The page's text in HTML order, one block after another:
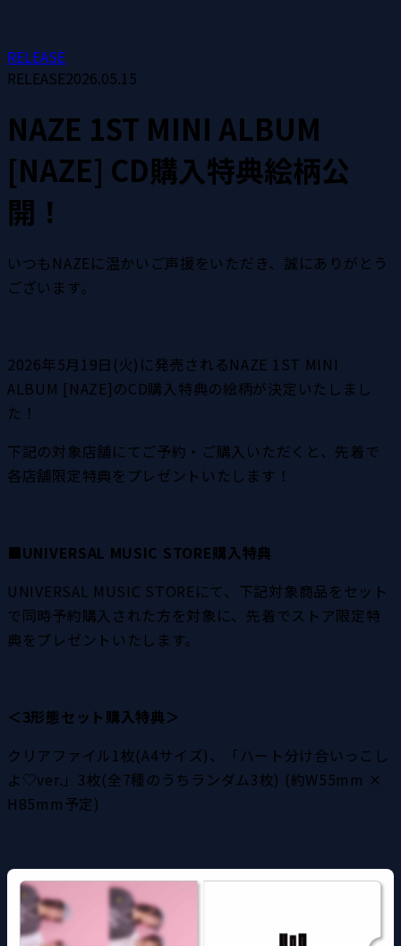
RELEASE
RELEASE2026.05.15
NAZE 1ST MINI ALBUM
[NAZE] CD購入特典絵柄公
開！
いつもNAZEに温かいご声援をいただき、誠にありがとう
ございます。
2026年5月19日(火)に発売されるNAZE 1ST MINI
ALBUM [NAZE]のCD購入特典の絵柄が決定いたしまし
た！
下記の対象店舗にてご予約・ご購入いただくと、先着で
各店舗限定特典をプレゼントいたします！
■UNIVERSAL MUSIC STORE購入特典
UNIVERSAL MUSIC STOREにて、下記対象商品をセット
で同時予約購入された方を対象に、先着でストア限定特
典をプレゼントいたします。
＜3形態セット購入特典＞
クリアファイル1枚(A4サイズ)、「ハート分け合いっこし
よ♡ver.」3枚(全7種のうちランダム3枚) (約W55mm ×
H85mm予定)